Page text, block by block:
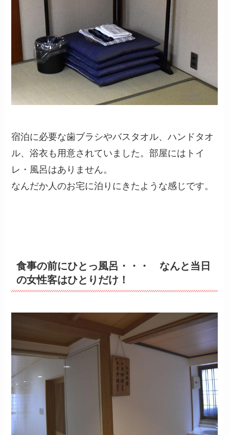
宿泊に必要な歯ブラシやバスタオル、ハンドタオ
ル、浴衣も用意されていました。部屋にはトイ
レ・風呂はありません。
なんだか人のお宅に泊りにきたような感じです。
食事の前にひとっ風呂・・・ なんと当日
の女性客はひとりだけ！